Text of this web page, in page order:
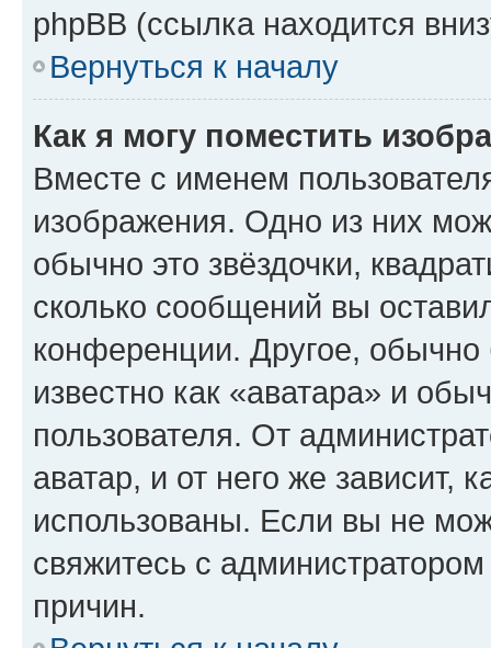
phpBB (ссылка находится
Вернуться к началу
Как я могу поместить
Вместе с именем
изображения. Одно из них
обычно это звёздочки,
сколько сообщений вы
конференции. Другое,
известно как «аватара» и
пользователя. От
аватар, и от него же зависит,
использованы. Если вы не
свяжитесь с
причин.